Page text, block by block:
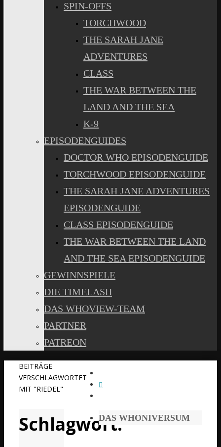
SPIN-OFFS
TORCHWOOD
THE SARAH JANE
ADVENTURES
CLASS
THE WAR BETWEEN THE
LAND AND THE SEA
K-9
EPISODENGUIDES
DOCTOR WHO EPISODENGUIDE
TORCHWOOD EPISODENGUIDE
THE SARAH JANE ADVENTURES
EPISODENGUIDE
CLASS EPISODENGUIDE
THE WAR BETWEEN THE LAND
AND THE SEA EPISODENGUIDE
GEWINNSPIELE
DIE TIMELASH
DAS WHOVIEW-TEAM
PARTNER
PATREON
START
BEITRÄGE
VERSCHLAGWORTET
MIT "RIEDEL"
Schlagwort:DAS WHONIVERSUM